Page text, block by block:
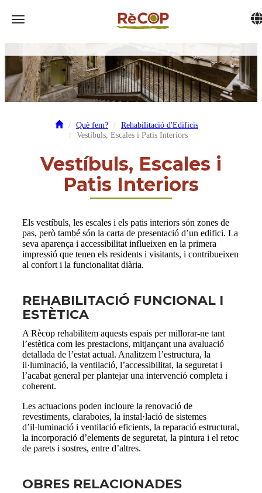
Toggle navigation
Què fem?
Rehabilitació d'Edificis
Vestíbuls, Escales i Patis Interiors
Vestíbuls, Escales i
Patis Interiors
Els vestíbuls, les escales i els patis interiors són zones de
pas, però també són la carta de presentació d’un edifici. La
seva aparença i accessibilitat influeixen en la primera
impressió que tenen els residents i visitants, i contribueixen
al confort i la funcionalitat diària.
REHABILITACIÓ FUNCIONAL I
ESTÈTICA
A Rècop rehabilitem aquests espais per millorar-ne tant
l’estètica com les prestacions, mitjançant una avaluació
detallada de l’estat actual. Analitzem l’estructura, la
il·luminació, la ventilació, l’accessibilitat, la seguretat i
l’acabat general per plantejar una intervenció completa i
coherent.
Les actuacions poden incloure la renovació de
revestiments, claraboies, la instal·lació de sistemes
d’il·luminació i ventilació eficients, la reparació estructural,
la incorporació d’elements de seguretat, la pintura i el retoc
de parets i sostres, entre d’altres.
OBRES RELACIONADES